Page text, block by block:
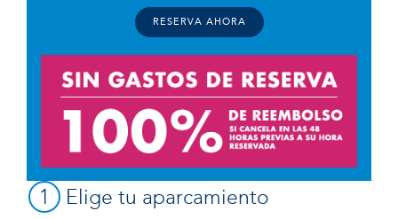
RESERVA AHORA
1 Elige tu aparcamiento